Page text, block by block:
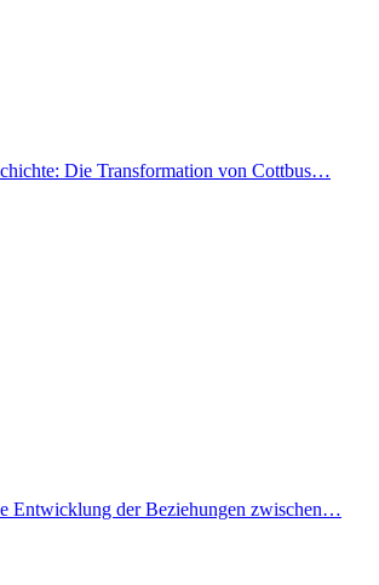
Die Transformation von Cottbus…
Entwicklung der Beziehungen zwischen…